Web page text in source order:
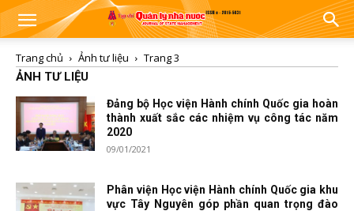
Trang chủ Ảnh tư liệu
Trang 3
ẢNH TƯ LIỆU
Đảng bộ Học viện Hành chính Quốc gia hoàn
thành xuất sắc các nhiệm vụ công tác năm
2020
09/01/2021
Phân viện Học viện Hành chính Quốc gia khu
vực Tây Nguyên góp phần quan trọng đào